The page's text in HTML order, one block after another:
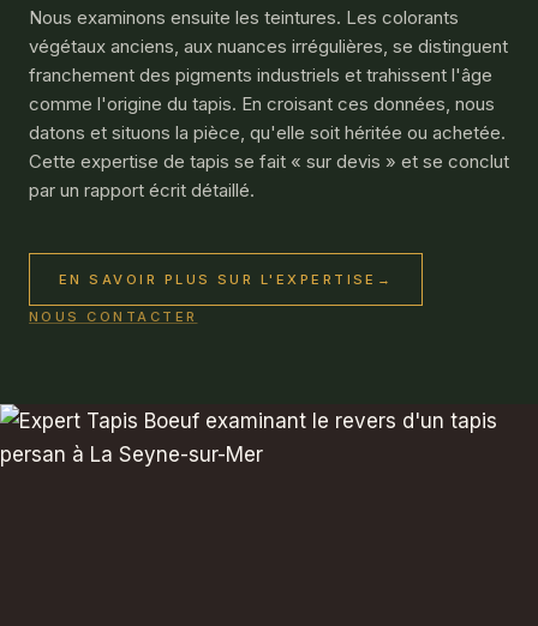
Nous examinons ensuite les teintures. Les colorants
végétaux anciens, aux nuances irrégulières, se distinguent
franchement des pigments industriels et trahissent l'âge
comme l'origine du tapis. En croisant ces données, nous
datons et situons la pièce, qu'elle soit héritée ou achetée.
Cette expertise de tapis se fait « sur devis » et se conclut
par un rapport écrit détaillé.
EN SAVOIR PLUS SUR L'EXPERTISE →
NOUS CONTACTER